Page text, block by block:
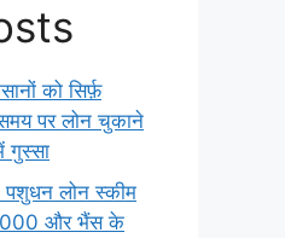
को सिर्फ़
पर लोन चुकाने
गुस्सा
लोन स्कीम
और भैंस के